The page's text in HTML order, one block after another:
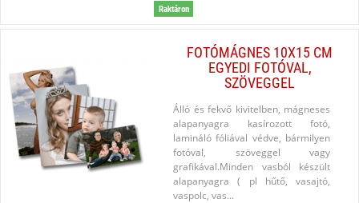
Raktáron
FOTÓMÁGNES 10X15 CM
EGYEDI FOTÓVAL,
SZÖVEGGEL
Álló és fekvő kivitelben, mágneses
alapanyagra kasírozott fotó,
lamináló fóliával védve, bármilyen
fotóval, szöveggel vagy
grafikával.Minden vasból készült
alapanyagra ( pl hűtő, vasajtó,
vaspolc, vas...